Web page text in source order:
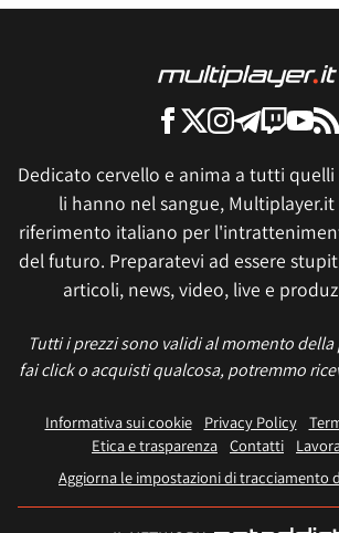
Dedicato cervello e anima a tutti
li hanno nel sangue,
riferimento italiano per
del futuro. Preparatevi ad essere
articoli, news, video, live e
Tutti i prezzi sono validi al momento
fai click o acquisti qualcosa, potremmo
Informativa sui cookie Privacy Policy
Etica e trasparenza Contatti
Aggiorna le impostazioni di tracciamento